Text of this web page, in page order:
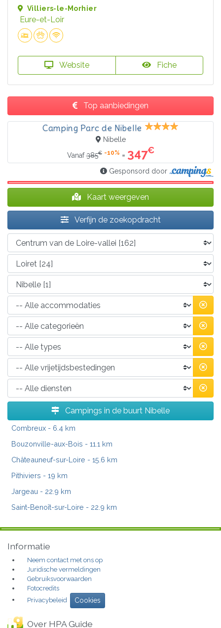
Villiers-le-Morhier
Eure-et-Loir
Website Fiche
Top aanbiedingen
Camping Parc de Nibelle
Nibelle
Vanaf385€ -10% = 347€
Gesponsord door
Kaart weergeven
Verfijn de zoekopdracht
Campings in de buurt Nibelle
Combreux - 6.4 km
Bouzonville-aux-Bois - 11.1 km
Châteauneuf-sur-Loire - 15.6 km
Pithiviers - 19 km
Jargeau - 22.9 km
Saint-Benoît-sur-Loire - 22.9 km
Informatie
Neem contact met ons op
Juridische vermeldingen
Gebruiksvoorwaarden
Fotocredits
Privacybeleid
Cookies
Over HPA Guide